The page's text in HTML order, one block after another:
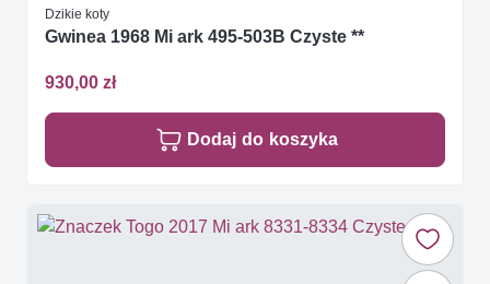
Dzikie koty
Gwinea 1968 Mi ark 495-503B Czyste **
930,00 zł
Dodaj do koszyka